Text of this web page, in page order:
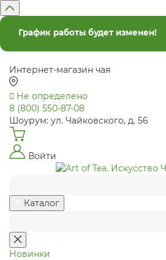
График работы будет изменен!
Интернет-магазин чая
Не определено
8 (800) 550-87-08
Шоурум: ул. Чайковского, д. 56
Войти
Каталог
Новинки